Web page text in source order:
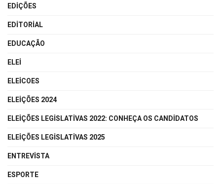
EDIÇÕES
EDITORIAL
EDUCAÇÃO
ELEI
ELEICOES
ELEIÇÕES 2024
ELEIÇÕES LEGISLATIVAS 2022: CONHEÇA OS CANDIDATOS
ELEIÇÕES LEGISLATIVAS 2025
ENTREVISTA
ESPORTE